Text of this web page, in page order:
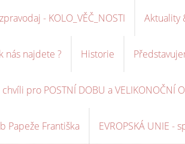
- KOLO_VĚČ_NOSTI Aktuality
nás najdete ? Historie
pro POSTNÍ DOBU a VELIKONOČNÍ
Papeže Františka EVROPSKÁ UNIE -